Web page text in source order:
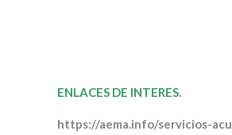
ENLACES DE INTERES.
https://aema.info/servicios-